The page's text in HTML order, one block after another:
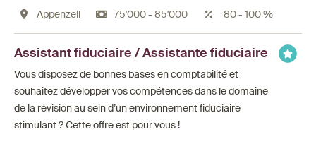
Appenzell 75'000 - 85'000 80 - 100 %
Assistant fiduciaire / Assistante fiduciaire
Vous disposez de bonnes bases en comptabilité et
souhaitez développer vos compétences dans le domaine
de la révision au sein d’un environnement fiduciaire
stimulant ? Cette offre est pour vous !